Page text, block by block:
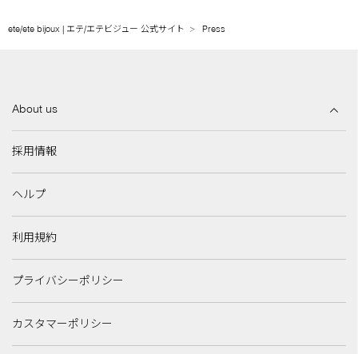
ete/ete bijoux | エテ/エテビジュー 公式サイト Press
About us
採用情報
ヘルプ
利用規約
プライバシーポリシー
カスタマーポリシー